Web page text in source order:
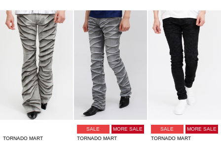
TORNADO MART
SALE
MORE SALE
TORNADO MART
SALE
MORE SALE
TORNADO MART